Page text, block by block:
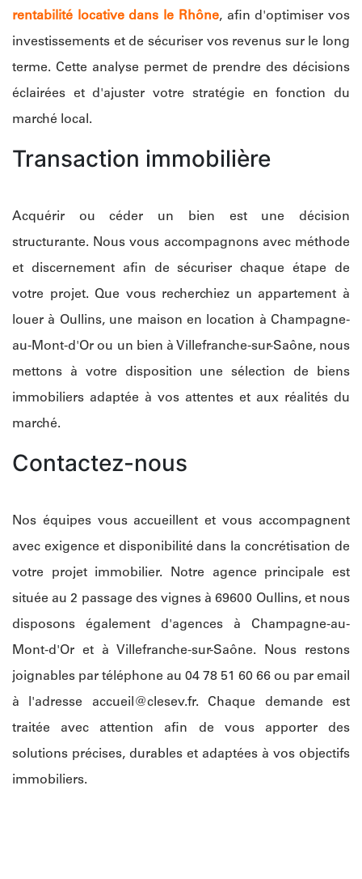
rentabilité locative dans le Rhône, afin d'optimiser vos
investissements et de sécuriser vos revenus sur le long
terme. Cette analyse permet de prendre des décisions
éclairées et d'ajuster votre stratégie en fonction du
marché local.
Transaction immobilière
Acquérir ou céder un bien est une décision
structurante. Nous vous accompagnons avec méthode
et discernement afin de sécuriser chaque étape de
votre projet. Que vous recherchiez un appartement à
louer à Oullins, une maison en location à Champagne-
au-Mont-d'Or ou un bien à Villefranche-sur-Saône, nous
mettons à votre disposition une sélection de biens
immobiliers adaptée à vos attentes et aux réalités du
marché.
Contactez-nous
Nos équipes vous accueillent et vous accompagnent
avec exigence et disponibilité dans la concrétisation de
votre projet immobilier. Notre agence principale est
située au 2 passage des vignes à 69600 Oullins, et nous
disposons également d'agences à Champagne-au-
Mont-d'Or et à Villefranche-sur-Saône. Nous restons
joignables par téléphone au 04 78 51 60 66 ou par email
à l'adresse accueil@clesev.fr. Chaque demande est
traitée avec attention afin de vous apporter des
solutions précises, durables et adaptées à vos objectifs
immobiliers.